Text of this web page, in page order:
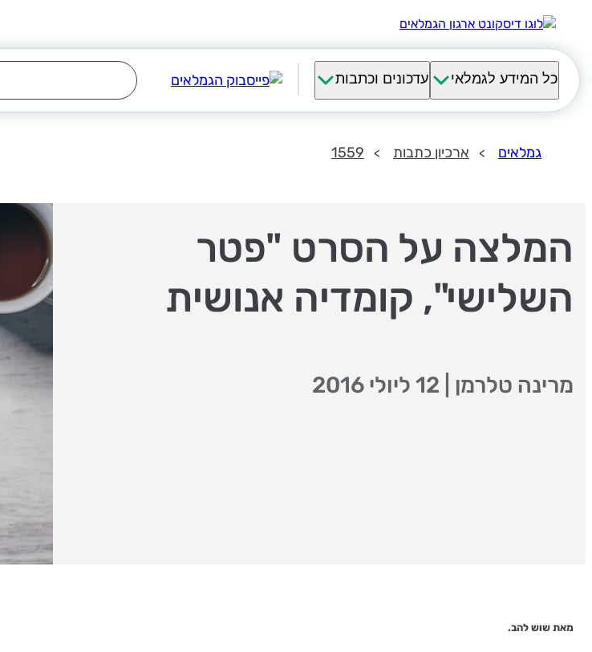
כל המידע לגמלאי עדכונים וכתבות
גמלאים ארכיון כתבות 1559
המלצה על הסרט "פטר
השלישי", קומדיה אנושית
מרינה טלרמן
מאת שוש להב.